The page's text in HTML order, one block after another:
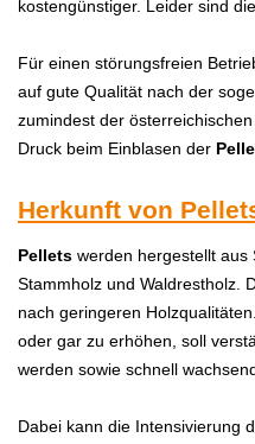
kostengünstiger. Leider sind
Für einen störungsfreien
auf gute Qualität nach der
zumindest der
Druck beim Einblasen der P
Herkunft von
Pellets werden hergestellt aus
Stammholz und Waldrestholz.
nach geringeren
oder gar zu erhöhen, soll
werden sowie schnell
Dabei kann die Intensivierung